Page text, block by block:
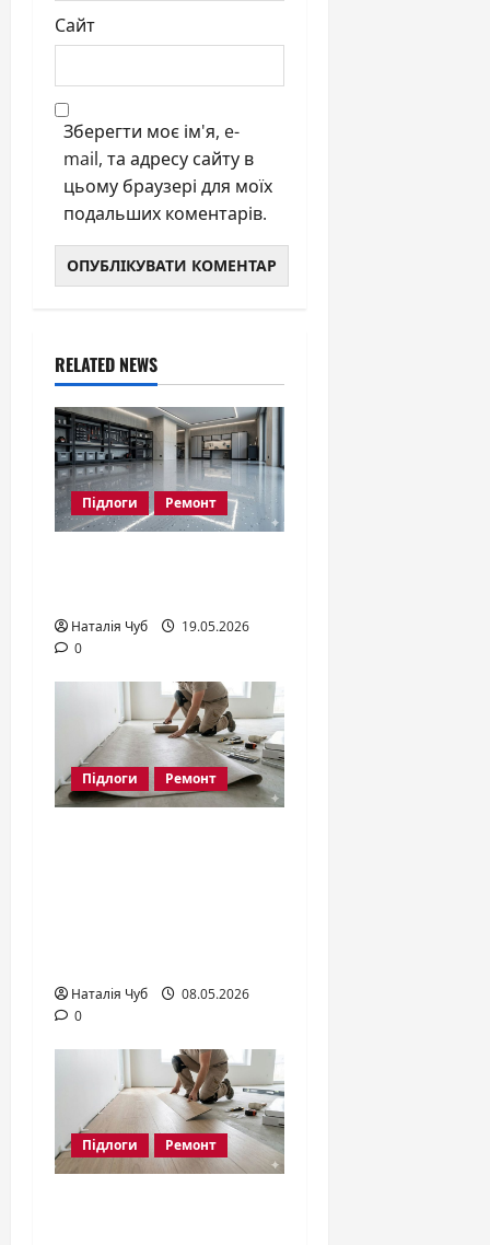
Сайт
Зберегти моє ім'я, e-
mail, та адресу сайту в
цьому браузері для моїх
подальших коментарів.
RELATED NEWS
Підлоги Ремонт
Наталія Чуб
19.05.2026
0
Підлоги Ремонт
Наталія Чуб
08.05.2026
0
Підлоги Ремонт